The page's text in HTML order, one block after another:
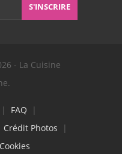
S'INSCRIRE
- La Cuisine
| FAQ |
Crédit Photos |